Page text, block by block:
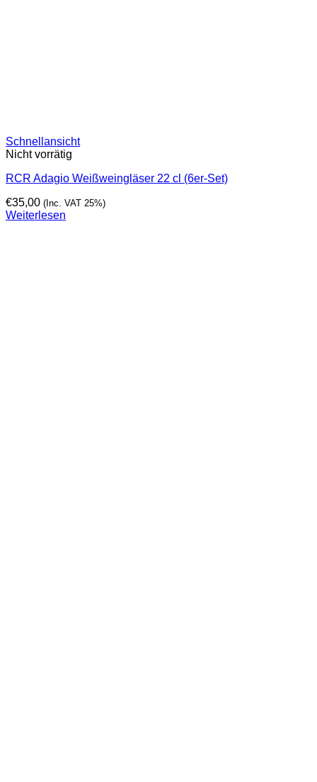
Schnellansicht
Nicht vorrätig
RCR Adagio Weißweingläser 22 cl (6er-Set)
€35,00 (Inc. VAT 25%)
Weiterlesen